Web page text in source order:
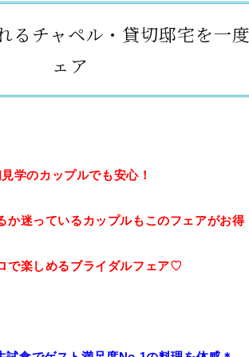
るチャペル・貸切邸宅を一
ェア
学のカップルでも安心！
か迷っているカップルもこのフェアがお得
で楽しめるブライダルフェア♡